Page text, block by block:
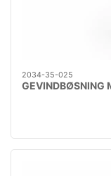
2034-35-025
GEVINDBØSNING